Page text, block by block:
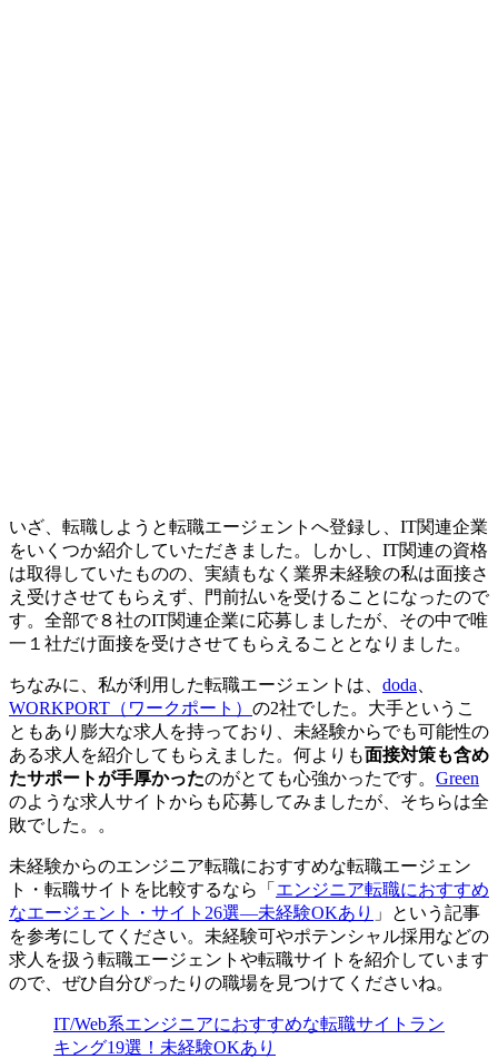
いざ、転職しようと転職エージェントへ登録し、IT関連企業
をいくつか紹介していただきました。しかし、IT関連の資格
は取得していたものの、 実績もなく業界未経験の私は面接さ
え受けさせてもらえず、門前払いを受ける ことになったので
す。全部で８社のIT関連企業に応募しましたが、その中で唯
一１社だけ面接を受けさせてもらえることとなりました。
ちなみに、私が利用した転職エージェントは、 doda
WORKPORT（ワークポート） の2社でした。大手というこ
ともあり膨大な求人を持っており、未経験からでも可能性の
ある求人を紹介してもらえました。何よりも面接対策も含め
たサポートが手厚かったのがとても心強かったです。 Green
のような求人サイトからも応募してみましたが、そちらは全
敗でした。。
未経験からのエンジニア転職におすすめな転職エージェン
ト・転職サイトを比較するなら「 エンジニア転職におすすめ
なエージェント・サイト26選―未経験OKあり 」という記事
を参考にしてください。未経験可やポテンシャル採用などの
求人を扱う転職エージェントや転職サイトを紹介しています
ので、ぜひ自分ぴったりの職場を見つけてくださいね。
IT/Web系エンジニアにおすすめな転職サイトラン
キング19選！未経験OKあり